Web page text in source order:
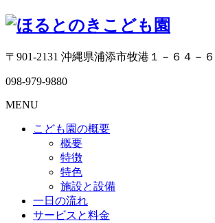
〒901-2131 沖縄県浦添市牧港１－６４－６
098-979-9880
MENU
こども園の概要
概要
特徴
特色
施設と設備
一日の流れ
サービスと料金